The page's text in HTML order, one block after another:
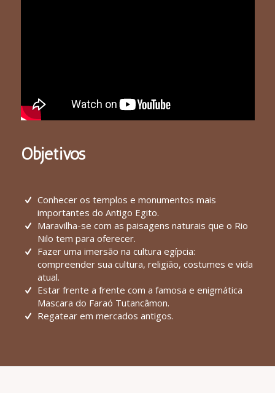
Objetivos
Conhecer os templos e monumentos mais
importantes do Antigo Egito.
Maravilha-se com as paisagens naturais que o Rio
Nilo tem para oferecer.
Fazer uma imersão na cultura egípcia:
compreender sua cultura, religião, costumes e vida
atual.
Estar frente a frente com a famosa e enigmática
Mascara do Faraó Tutancâmon.
Regatear em mercados antigos.